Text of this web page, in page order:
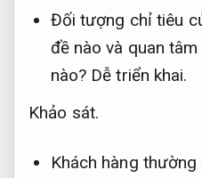
Đối tượng chỉ tiêu
đề nào và quan
nào? Dễ triển khai.
Khảo sát.
Khách hàng